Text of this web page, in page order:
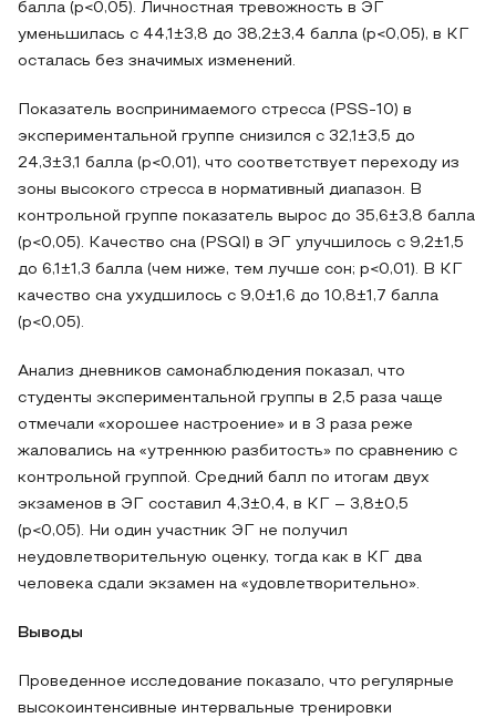
балла (p<0,05). Личностная тревожность в ЭГ
уменьшилась с 44,1±3,8 до 38,2±3,4 балла (p<0,05), в КГ
осталась без значимых изменений.
Показатель воспринимаемого стресса (PSS-10) в
экспериментальной группе снизился с 32,1±3,5 до
24,3±3,1 балла (p<0,01), что соответствует переходу из
зоны высокого стресса в нормативный диапазон. В
контрольной группе показатель вырос до 35,6±3,8 балла
(p<0,05). Качество сна (PSQI) в ЭГ улучшилось с 9,2±1,5
до 6,1±1,3 балла (чем ниже, тем лучше сон; p<0,01). В КГ
качество сна ухудшилось с 9,0±1,6 до 10,8±1,7 балла
(p<0,05).
Анализ дневников самонаблюдения показал, что
студенты экспериментальной группы в 2,5 раза чаще
отмечали «хорошее настроение» и в 3 раза реже
жаловались на «утреннюю разбитость» по сравнению с
контрольной группой. Средний балл по итогам двух
экзаменов в ЭГ составил 4,3±0,4, в КГ – 3,8±0,5
(p<0,05). Ни один участник ЭГ не получил
неудовлетворительную оценку, тогда как в КГ два
человека сдали экзамен на «удовлетворительно».
Выводы
Проведенное исследование показало, что регулярные
высокоинтенсивные интервальные тренировки